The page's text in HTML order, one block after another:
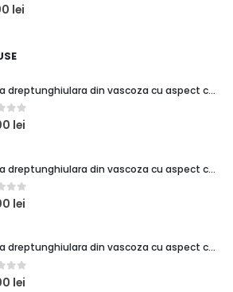
5
lei
Esarfa dreptunghiulara din vascoza cu aspect creponat, verde turcoaz
5
lei
Esarfa dreptunghiulara din vascoza cu aspect creponat, coral
5
lei
Esarfa dreptunghiulara din vascoza cu aspect creponat, rosu
5
lei